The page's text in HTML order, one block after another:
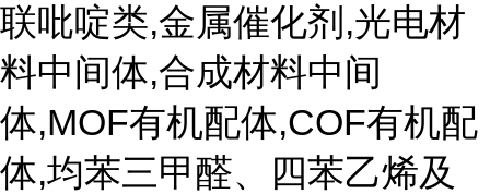
联吡啶类,金属催化剂,光电材
料中间体,合成材料中间
体,MOF有机配体,COF有机配
体,均苯三甲醛、四苯乙烯及